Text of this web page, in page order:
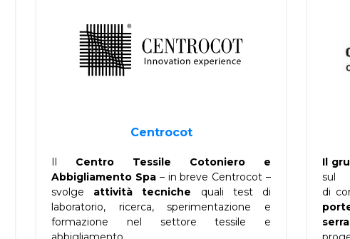
Centrocot
Il Centro Tessile Cotoniero e
Abbigliamento Spa– in breve Centrocot –
svolge attività tecniche quali test di
laboratorio, ricerca, sperimentazione e
formazione nel settore tessile e
Il
sul
di